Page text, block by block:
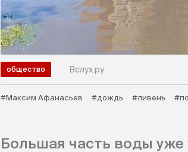
общество Вслух.ру
#Максим Афанасьев #дождь #ливень
Большая часть воды